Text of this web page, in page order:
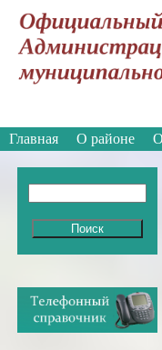
Версия
Главная О районе